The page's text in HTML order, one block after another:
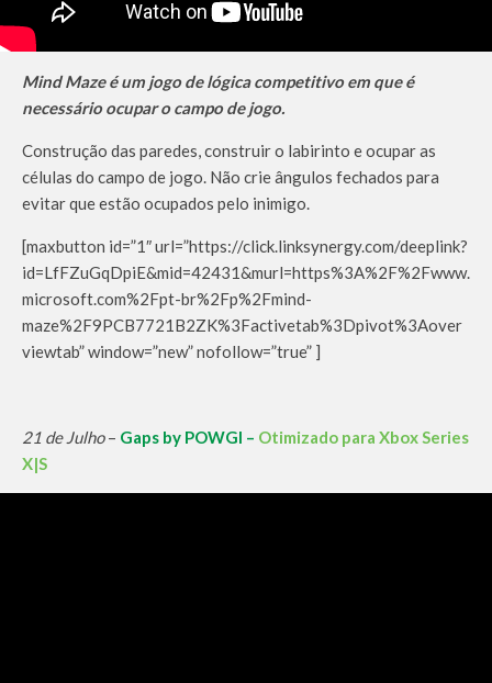
Mind Maze é um jogo de lógica competitivo em que é
necessário ocupar o campo de jogo.
Construção das paredes, construir o labirinto e ocupar as
células do campo de jogo. Não crie ângulos fechados para
evitar que estão ocupados pelo inimigo.
[maxbutton id=”1″ url=”https://click.linksynergy.com/deeplink?
id=LfFZuGqDpiE&mid=42431&murl=https%3A%2F%2Fwww.
microsoft.com%2Fpt-br%2Fp%2Fmind-
maze%2F9PCB7721B2ZK%3Factivetab%3Dpivot%3Aover
viewtab” window=”new” nofollow=”true” ]
21 de Julho– Gaps by POWGI – Otimizado para Xbox Series
X|S